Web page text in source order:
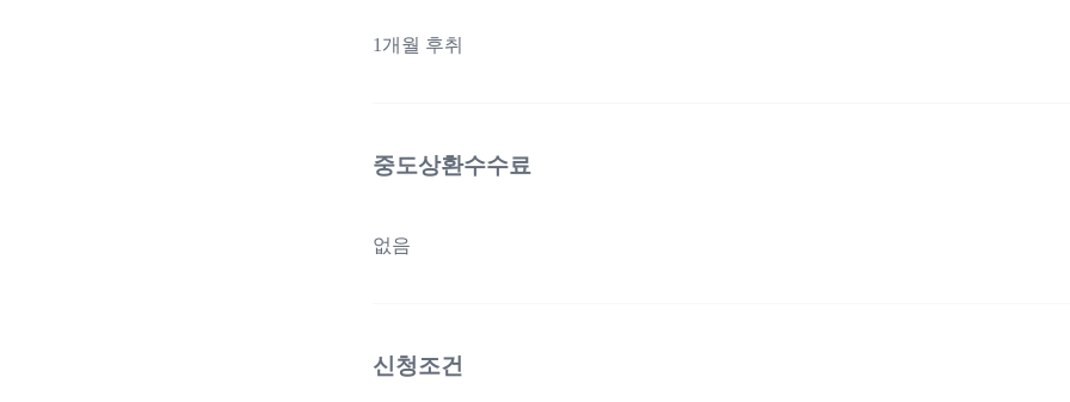
1개월 후취
중도상환수수료
없음
신청조건